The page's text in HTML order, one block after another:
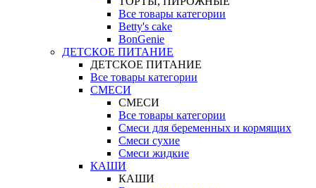
Все товары категории
Betty's cake
BonGenie
ДЕТСКОЕ ПИТАНИЕ
ДЕТСКОЕ ПИТАНИЕ
Все товары категории
СМЕСИ
СМЕСИ
Все товары категории
Смеси для беременных и кормящих
Смеси сухие
Смеси жидкие
КАШИ
КАШИ